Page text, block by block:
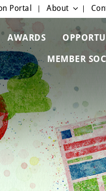
AWARDS
MEMBER
Portal About